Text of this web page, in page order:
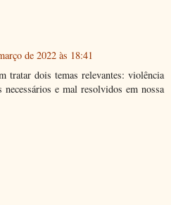
de 2022 às 18:41
tratar dois temas relevantes: violência
necessários e mal resolvidos em nossa